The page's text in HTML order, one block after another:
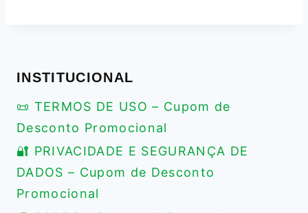
INSTITUCIONAL
📜 TERMOS DE USO – Cupom de
Desconto Promocional
🔐 PRIVACIDADE E SEGURANÇA DE
DADOS – Cupom de Desconto
Promocional